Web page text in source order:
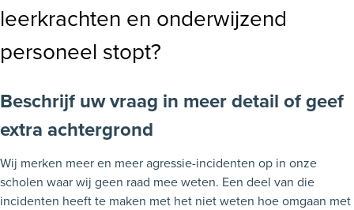
leerkrachten en onderwijzend
personeel stopt?
Beschrijf uw vraag in meer detail of geef
extra achtergrond
Wij merken meer en meer agressie-incidenten op in onze
scholen waar wij geen raad mee weten. Een deel van die
incidenten heeft te maken met het niet weten hoe omgaan met